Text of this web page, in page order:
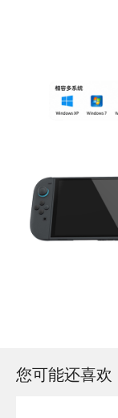
您可能还喜欢